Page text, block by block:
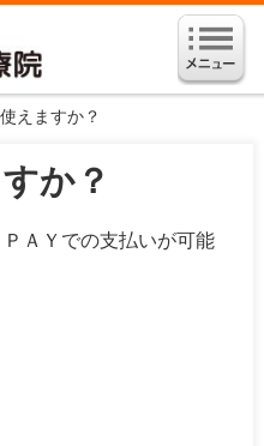
えますか？
か？
ＡＹでの支払いが可能